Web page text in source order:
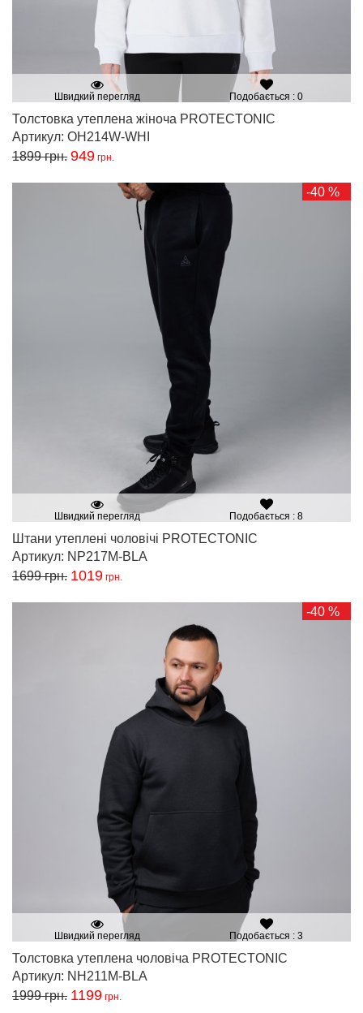
Швидкий перегляд Подобається : 0
Толстовка утеплена жіноча PROTECTONIC
Артикул: OH214W-WHI
1899грн. 949 грн.
-40 %
Швидкий перегляд Подобається : 8
Штани утеплені чоловічі PROTECTONIC
Артикул: NP217M-BLA
1699грн. 1019 грн.
-40 %
Швидкий перегляд Подобається : 3
Толстовка утеплена чоловіча PROTECTONIC
Артикул: NH211M-BLA
1999грн. 1199 грн.